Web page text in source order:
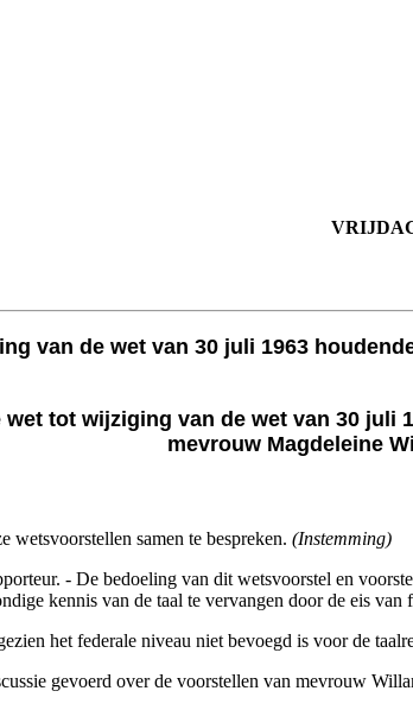
van de wet van 30 juli 1963
tot wijziging van de wet van 30
mevrouw Magdeleine
wetsvoorstellen samen te bespreken. (Instemming)
- De bedoeling van dit wetsvoorstel en
kennis van de taal te vervangen door de eis van
het federale niveau niet bevoegd is voor de
gevoerd over de voorstellen van mevrouw